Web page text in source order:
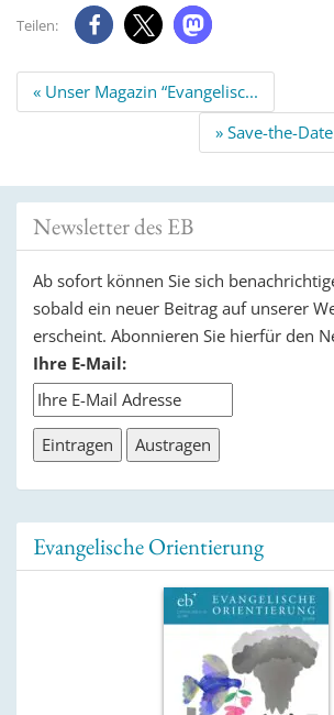
Teilen:
Beitrags
Navigation
« Unser Magazin “Evangelisc...
» Save-the-
Newsletter des EB
Ab sofort können Sie sich
sobald ein neuer Beitrag auf unserer
erscheint. Abonnieren Sie hierfür den
Ihre E-Mail:
Evangelische Orientierung